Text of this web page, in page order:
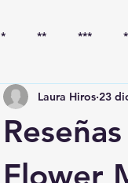
* ** ***
****-
Flower
Laura Hiros 23